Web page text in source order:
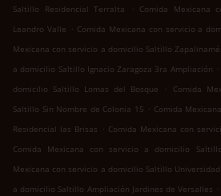
Saltillo Residencial Terralta
. Comida Mexicana
Leandro Valle . Comida Mexicana con servicio a
Mexicana con servicio a domicilio Saltillo Zapalinamé
a domicilio Saltillo Ignacio Zaragoza 3ra Ampliación .
domicilio Saltillo Lomas del Bosque
.
Comida
Saltillo Sin Nombre de Colonia 15 . Comida
Residencial las Brisas . Comida Mexicana con
Comida Mexicana con servicio a domicilio
Mexicana con servicio a domicilio Saltillo Universidad
a domicilio Saltillo Ampliación Jardines de Versalles .